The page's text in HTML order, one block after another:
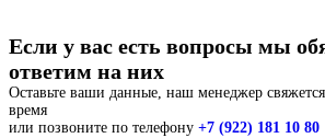
Если у вас есть вопросы мы
ответим на них
Оставьте ваши данные, наш менеджер
время
или позвоните по телефону +7 (922) 181 10 80